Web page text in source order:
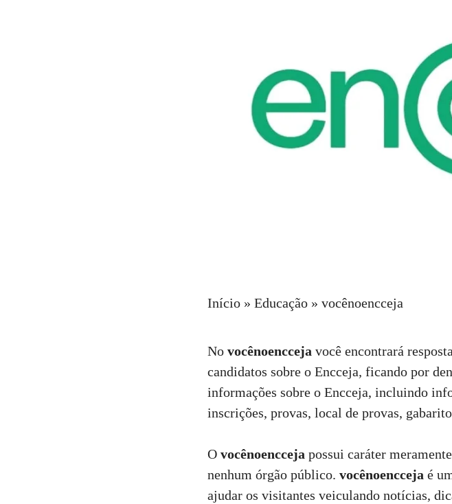
Início » Educação » vocênoencceja
No vocênoencceja você encontrará
candidatos sobre o Encceja, ficando por
informações sobre o Encceja, incluindo
inscrições, provas, local de provas,
O vocênoencceja possui caráter
nenhum órgão público. vocênoencceja é
ajudar os visitantes veiculando notícias,